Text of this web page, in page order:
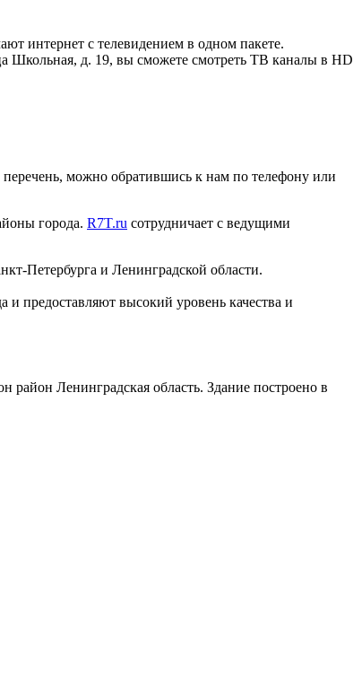
интернет с телевидением в одном пакете.
Школьная, д. 19, вы сможете смотреть ТВ каналы в HD
перечень, можно обратившись к нам по телефону или
города. R7T.ru сотрудничает с ведущими
Петербурга и Ленинградской области.
предоставляют высокий уровень качества и
Ленинградская область. Здание построено в